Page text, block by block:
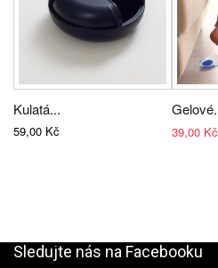
Kulatá...
59,00 Kč 39,00 Kč
Sledujte nás na Facebooku